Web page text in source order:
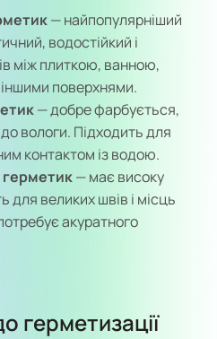
— найпопулярніший
водостійкий і
між плиткою, ванною,
поверхнями.
— добре фарбується,
вологи. Підходить для
контактом із водою.
герметик— має високу
для великих швів і місць
акуратного
герметизації